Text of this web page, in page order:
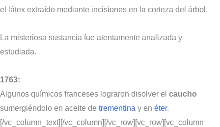
el látex extraído mediante incisiones en la corteza del árbol.
La misteriosa sustancia fue atentamente analizada y
estudiada.
1763:
Algunos químicos franceses lograron disolver el caucho
sumergiéndolo en aceite de trementina y en éter.
[/vc_column_text][/vc_column][/vc_row][vc_row][vc_column